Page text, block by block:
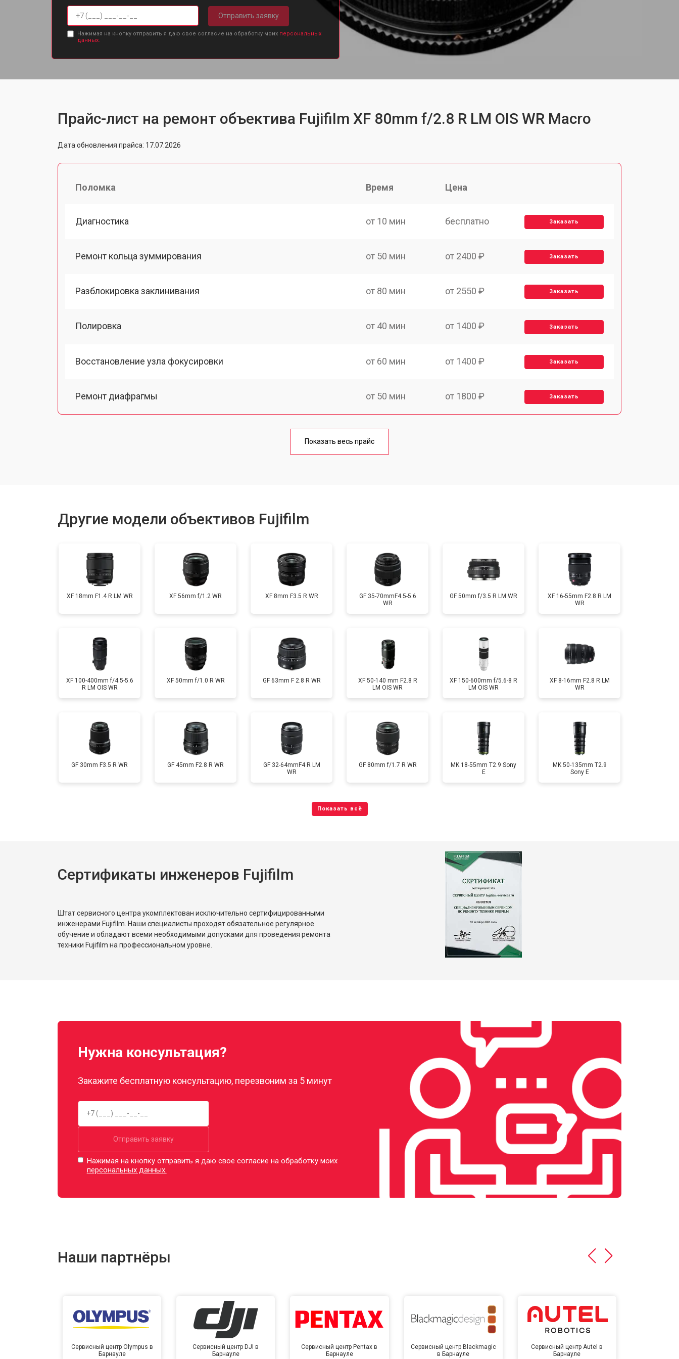
Отправить заявку
Нажимая на кнопку отправить я даю свое согласие на обработку моих персональных
данных.
Прайс-лист на ремонт объектива Fujifilm XF 80mm f/2.8 R LM OIS WR Macro
Дата обновления прайса: 17.07.2026
Поломка Время Цена
Диагностика от 10 мин бесплатно Заказать
Ремонт кольца зуммирования от 50 мин от 2400 ₽ Заказать
Разблокировка заклинивания от 80 мин от 2550 ₽ Заказать
Полировка от 40 мин от 1400 ₽ Заказать
Восстановление узла фокусировки от 60 мин от 1400 ₽ Заказать
Ремонт диафрагмы от 50 мин от 1800 ₽ Заказать
от 60 мин
Ремонт шлейфа оптического стабилизатора от 80 мин от 2600 ₽ Заказать
Показать весь прайс
Другие модели объективов Fujifilm
XF 18mm F1.4 R LM WR XF 56mm f/1.2 WR XF 8mm F3.5 R WR
GF 35-70mmF4.5-5.6
WR
GF 50mm f/3.5 R LM WR
XF 16-55mm F2.8 R LM
WR
XF 100-400mm f/4.5-5.6
R LM OIS WR
XF 50mm f/1.0 R WR GF 63mm F 2.8 R WR
XF 50-140 mm F2.8 R
LM OIS WR
XF 150-600mm f/5.6-8 R
LM OIS WR
XF 8-16mm F2.8 R LM
WR
GF 30mm F3.5 R WR GF 45mm F2.8 R WR
GF 32-64mmF4 R LM
WR
GF 80mm f/1.7 R WR
MK 18-55mm T2.9 Sony
E
MK 50-135mm T2.9
Sony E
Сертификаты инженеров Fujifilm
Штат сервисного центра укомплектован исключительно сертифицированными
инженерами Fujifilm. Наши специалисты проходят обязательное регулярное
обучение и обладают всеми необходимыми допусками для проведения ремонта
техники Fujifilm на профессиональном уровне.
Нужна консультация?
Закажите бесплатную консультацию, перезвоним за 5 минут
Отправить заявку
Нажимая на кнопку отправить я даю свое согласие на обработку моих
персональных данных.
Наши партнёры
Сервисный центр Olympus в
Барнауле
Сервисный центр DJI в
Барнауле
Сервисный центр Pentax в
Барнауле
Сервисный центр Blackmagic
в Барнауле
Сервисный центр Autel в
Барнауле